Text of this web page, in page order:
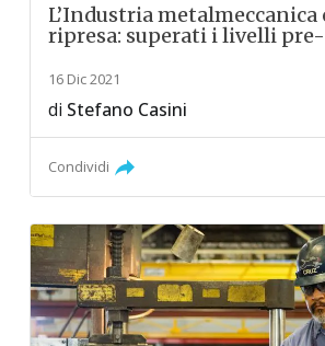
L’Industria
ripresa: superati i livelli
16 Dic 2021
di Stefano Casini
Condividi